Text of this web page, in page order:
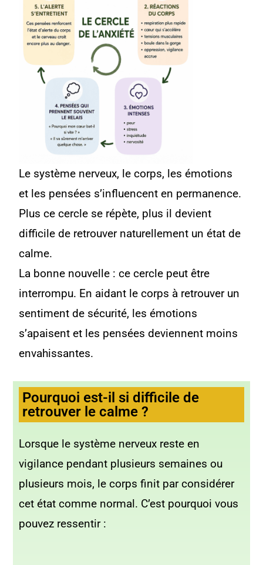
Le système nerveux, le corps, les émotions
et les pensées s’influencent en permanence.
Plus ce cercle se répète, plus il devient
difficile de retrouver naturellement un état de
calme.
La bonne nouvelle : ce cercle peut être
interrompu. En aidant le corps à retrouver un
sentiment de sécurité, les émotions
s’apaisent et les pensées deviennent moins
envahissantes.
Pourquoi est-il si difficile de
retrouver le calme ?
Lorsque le système nerveux reste en
vigilance pendant plusieurs semaines ou
plusieurs mois, le corps finit par considérer
cet état comme normal. C’est pourquoi vous
pouvez ressentir :